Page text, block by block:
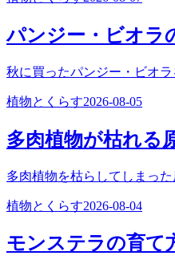
パンジー・ビオラ
秋に買ったパンジー・ビオ
植物とくらす2026-08-05
多肉植物が枯れる
多肉植物を枯らしてしまっ
植物とくらす2026-08-04
モンステラの育て